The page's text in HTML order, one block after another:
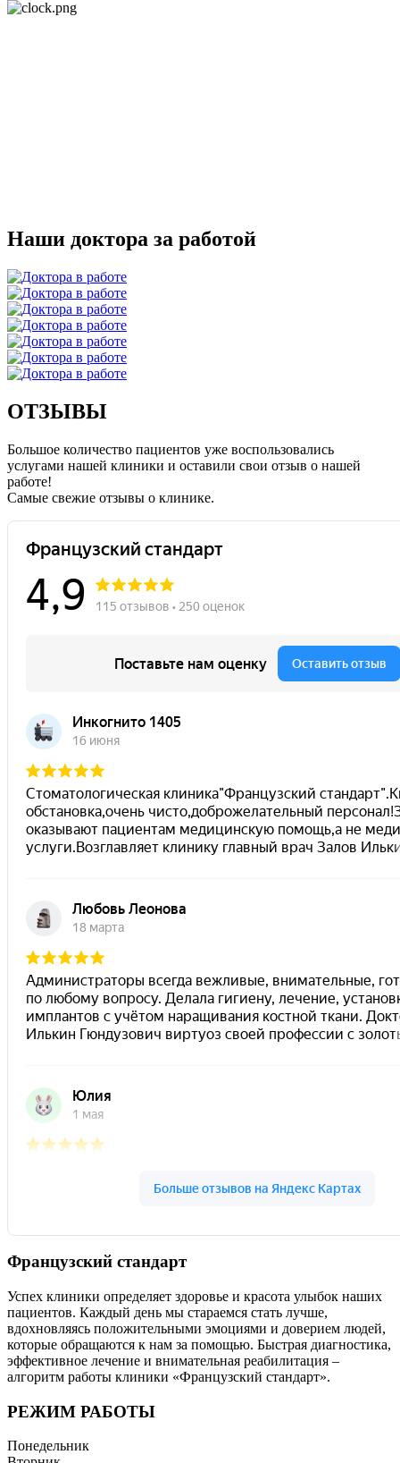
Наши доктора за работой
ОТЗЫВЫ
Большое количество пациентов уже воспользовались
услугами нашей клиники и оставили свои отзыв о нашей
работе!
Caмые свежие отзывы о клинике.
Французский стандарт
Успех клиники определяет здоровье и красота улыбок наших
пациентов. Каждый день мы стараемся стать лучше,
вдохновляясь положительными эмоциями и доверием людей,
которые обращаются к нам за помощью. Быстрая диагностика,
эффективное лечение и внимательная реабилитация –
алгоритм работы клиники «Французский стандарт».
РЕЖИМ РАБОТЫ
Понедельник